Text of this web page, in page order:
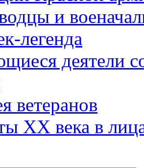
и
легенда
деятели
ветеранов
XX века в